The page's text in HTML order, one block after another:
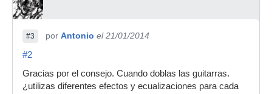
#3 por Antonio el 21/01/2014
#2
Gracias por el consejo. Cuando doblas las guitarras.
¿utilizas diferentes efectos y ecualizaciones para cada